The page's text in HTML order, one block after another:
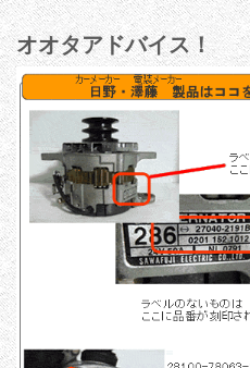
オオタアドバイス！